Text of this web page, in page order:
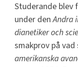
Studerande blev
under denAndra
dianetiker och
smakprov på
amerikanska